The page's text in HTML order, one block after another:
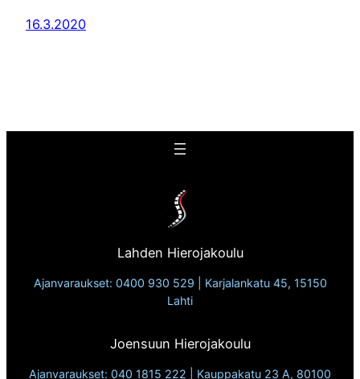
16.3.2020
Lahden Hierojakoulu
Ajanvaraukset: 0400 930 529 | Karjalankatu 45, 15150
Lahti
Joensuun Hierojakoulu
Ajanvaraukset: 040 1815 222 | Kauppakatu 23 A, 80100